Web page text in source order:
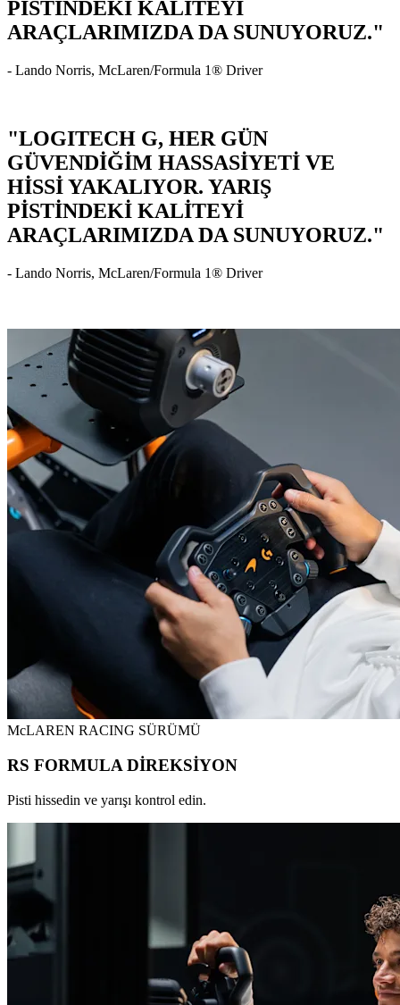
PİSTİNDEKİ KALİTEYİ
ARAÇLARIMIZDA DA SUNUYORUZ."
- Lando Norris, McLaren/Formula 1® Driver
"LOGITECH G, HER GÜN
GÜVENDİĞİM HASSASİYETİ VE
HİSSİ YAKALIYOR. YARIŞ
PİSTİNDEKİ KALİTEYİ
ARAÇLARIMIZDA DA SUNUYORUZ."
- Lando Norris, McLaren/Formula 1® Driver
McLAREN RACING SÜRÜMÜ
RS FORMULA DİREKSİYON
Pisti hissedin ve yarışı kontrol edin.